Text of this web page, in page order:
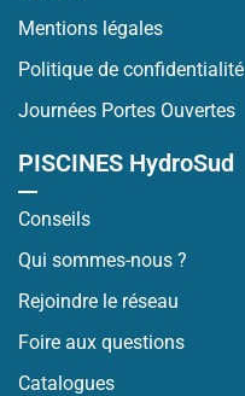
Mentions légales
Politique de confidentialité
Journées Portes Ouvertes
PISCINES HydroSud
Conseils
Qui sommes-nous ?
Rejoindre le réseau
Foire aux questions
Catalogues